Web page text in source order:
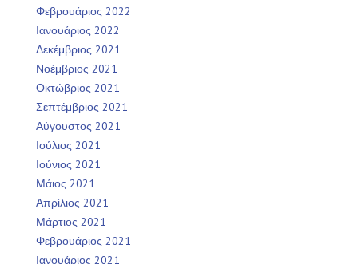
Φεβρουάριος 2022
Ιανουάριος 2022
Δεκέμβριος 2021
Νοέμβριος 2021
Οκτώβριος 2021
Σεπτέμβριος 2021
Αύγουστος 2021
Ιούλιος 2021
Ιούνιος 2021
Μάιος 2021
Απρίλιος 2021
Μάρτιος 2021
Φεβρουάριος 2021
Ιανουάριος 2021